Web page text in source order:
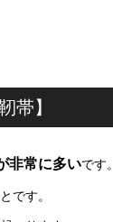
帯】
非常に多いです。
です。